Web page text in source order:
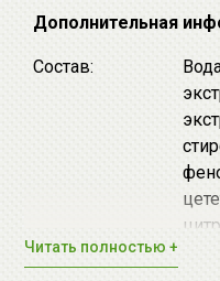
кожу, делая ее
Продукт производится
органического риса,
префектура Хего, и
Большой объем
лосьон для
Способ применения:
Дополнительная
Состав:
Читать полностью +